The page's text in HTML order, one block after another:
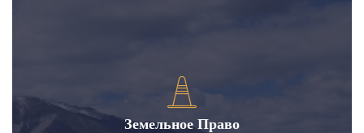
Земельное Право